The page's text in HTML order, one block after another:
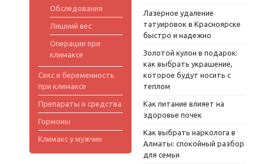
Обследования
Лишний вес
Операции при
климаксе
Секс и беременность
при климаксе
Препараты и средства
Гормоны
Климакс у мужчин
Лазерное удаление
татуировок в Красноярске
быстро и надежно
Золотой кулон в подарок:
как выбрать украшение,
которое будут носить с
теплом
Как питание влияет на
здоровье почек
Как выбрать нарколога в
Алматы: спокойный разбор
для семьи